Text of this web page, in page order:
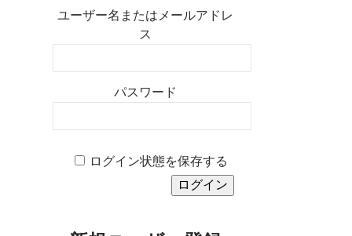
ユーザー名またはメールアドレ
ス
パスワード
ログイン状態を保存する